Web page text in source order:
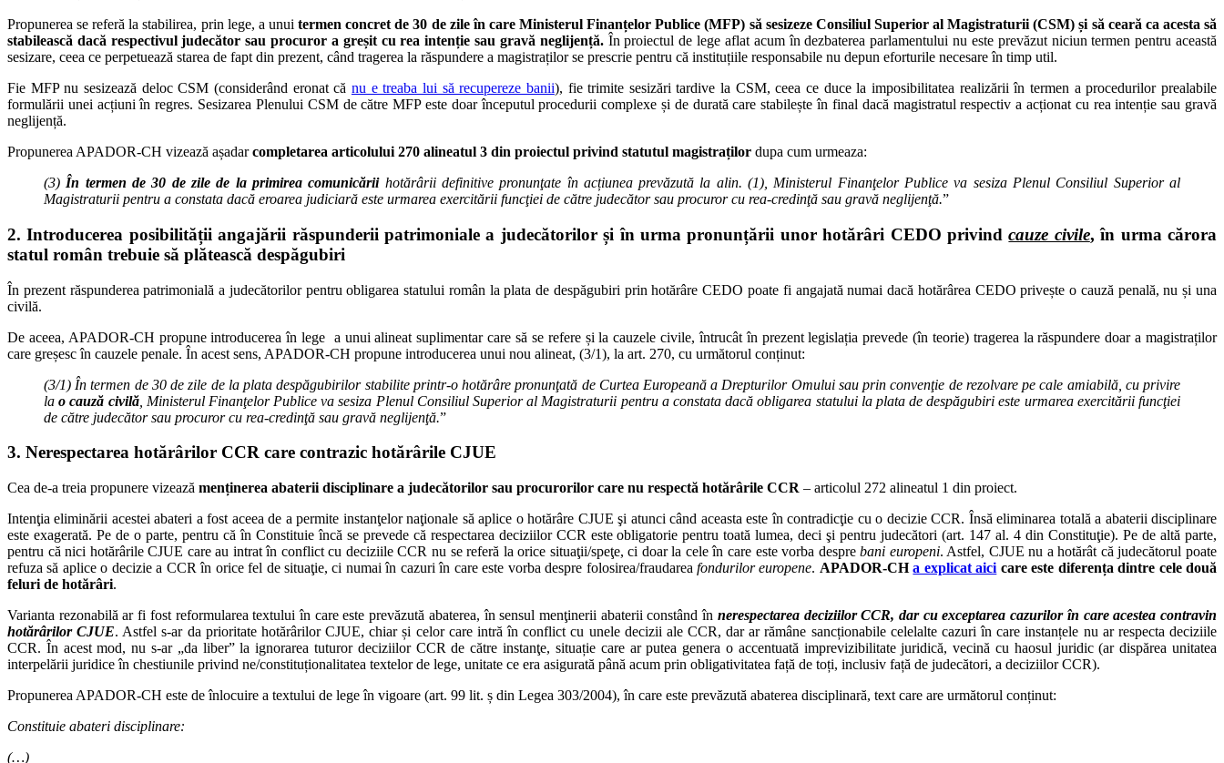
Propunerea se referă la stabilirea, prin lege, a unui termen concret de 30 de zile în care Ministerul Finanțelor Publice (MFP) să sesizeze Consiliul Superior al Magistraturii (CSM) și să ceară ca acesta să
stabilească dacă respectivul judecător sau procuror a greșit cu rea intenție sau gravă neglijență.În proiectul de lege aflat acum în dezbaterea parlamentului nu este prevăzut niciun termen pentru această
sesizare, ceea ce perpetuează starea de fapt din prezent, când tragerea la răspundere a magistraților se prescrie pentru că instituțiile responsabile nu depun eforturile necesare în timp util.
Fie MFP nu sesizează deloc CSM (considerând eronat că nu e treaba lui să recupereze banii), fie trimite sesizări tardive la CSM, ceea ce duce la imposibilitatea realizării în termen a procedurilor prealabile
formulării unei acțiuni în regres. Sesizarea Plenului CSM de către MFP este doar începutul procedurii complexe și de durată care stabilește în final dacă magistratul respectiv a acționat cu rea intenție sau gravă
neglijență.
Propunerea APADOR-CH vizează așadarcompletarea articolului 270 alineatul 3 din proiectul privind statutul magistraților dupa cum urmeaza:
(3) În termen de 30 de zile de la primirea comunicăriihotărârii definitive pronunţate în acțiunea prevăzută la alin. (1), Ministerul Finanţelor Publice va sesiza Plenul Consiliul Superior al
Magistraturii pentru a constata dacă eroarea judiciară este urmarea exercitării funcţiei de către judecător sau procuror cu rea-credinţă sau gravă neglijenţă.”
2. Introducerea posibilității angajării răspunderii patrimoniale a judecătorilor și în urma pronunțării unor hotărâri CEDO privindcauze civile, în urma cărora
statul român trebuie să plătească despăgubiri
În prezent răspunderea patrimonială a judecătorilor pentru obligarea statului român la plata de despăgubiri prin hotărâre CEDO poate fi angajată numai dacă hotărârea CEDO privește o cauză penală, nu și una
civilă.
De aceea, APADOR-CH propune introducerea în lege a unui alineat suplimentar care să se refere și la cauzele civile, întrucât în prezent legislația prevede (în teorie) tragerea la răspundere doar a magistraților
care greșesc în cauzele penale. În acest sens, APADOR-CH propune introducerea unui nou alineat, (3/1), la art. 270, cu următorul conținut:
(3/1) În termen de 30 de zile de la plata despăgubirilor stabilite printr-o hotărâre pronunţată de Curtea Europeană a Drepturilor Omului sau prin convenţie de rezolvare pe cale amiabilă, cu privire
lao cauză civilă, Ministerul Finanţelor Publice va sesiza Plenul Consiliul Superior al Magistraturii pentru a constata dacă obligarea statului la plata de despăgubiri este urmarea exercitării funcţiei
de către judecător sau procuror cu rea-credinţă sau gravă neglijenţă.”
3. Nerespectarea hotărârilor CCR care contrazic hotărârile CJUE
Cea de-a treia propunere vizează menținerea abaterii disciplinare a judecătorilor sau procurorilor care nu respectă hotărârile CCR – articolul 272 alineatul 1 din proiect.
Intenţia eliminării acestei abateri a fost aceea de a permite instanţelor naţionale să aplice o hotărâre CJUE şi atunci când aceasta este în contradicţie cu o decizie CCR. Însă eliminarea totală a abaterii disciplinare
este exagerată. Pe de o parte, pentru că în Constituie încă se prevede că respectarea deciziilor CCR este obligatorie pentru toată lumea, deci şi pentru judecători (art. 147 al. 4 din Constituţie). Pe de altă parte,
pentru că nici hotărârile CJUE care au intrat în conflict cu deciziile CCR nu se referă la orice situaţii/speţe, ci doar la cele în care este vorba desprebani europeni. Astfel, CJUE nu a hotărât că judecătorul poate
refuza să aplice o decizie a CCR în orice fel de situaţie, ci numai în cazuri în care este vorba despre folosirea/fraudarea fondurilor europene. APADOR-CHa explicat aici care este diferența dintre cele două
feluri de hotărâri.
Varianta rezonabilă ar fi fost reformularea textului în care este prevăzută abaterea, în sensul menţinerii abaterii constând în nerespectarea deciziilor CCR, dar cu exceptarea cazurilor în care acestea contravin
hotărârilor CJUE. Astfel s-ar da prioritate hotărârilor CJUE, chiar și celor care intră în conflict cu unele decizii ale CCR, dar ar rămâne sancționabile celelalte cazuri în care instanțele nu ar respecta deciziile
CCR. În acest mod, nu s-ar „da liber” la ignorarea tuturor deciziilor CCR de către instanţe, situație care ar putea genera o accentuată imprevizibilitate juridică, vecină cu haosul juridic (ar dispărea unitatea
interpelării juridice în chestiunile privind ne/constituționalitatea textelor de lege, unitate ce era asigurată până acum prin obligativitatea față de toți, inclusiv față de judecători, a deciziilor CCR).
Propunerea APADOR-CH este de înlocuire a textului de lege în vigoare (art. 99 lit. ș din Legea 303/2004), în care este prevăzută abaterea disciplinară, text care are următorul conținut:
Constituie abateri disciplinare:
(…)